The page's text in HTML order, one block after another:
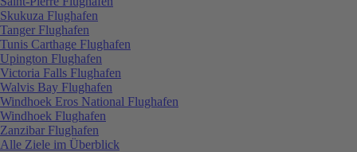
Skukuza Flughafen
Tanger Flughafen
Tunis Carthage Flughafen
Upington Flughafen
Victoria Falls Flughafen
Walvis Bay Flughafen
Windhoek Eros National Flughafen
Windhoek Flughafen
Zanzibar Flughafen
Alle Ziele im Überblick